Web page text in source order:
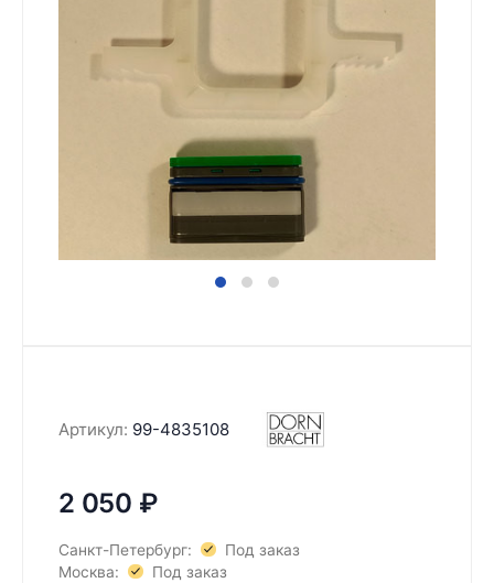
Артикул: 99-4835108
2 050 ₽
Санкт-Петербург:
Под заказ
Москва:
Под заказ